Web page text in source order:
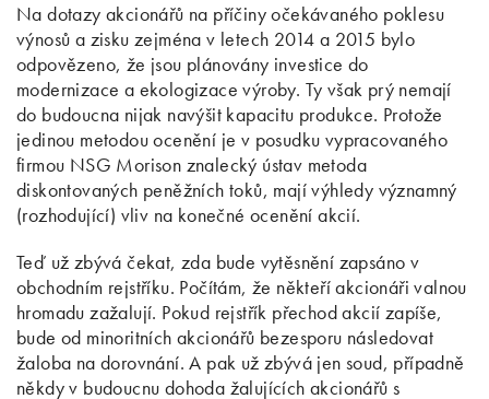
Na dotazy akcionářů na příčiny očekávaného poklesu
výnosů a zisku zejména v letech 2014 a 2015 bylo
odpovězeno, že jsou plánovány investice do
modernizace a ekologizace výroby. Ty však prý nemají
do budoucna nijak navýšit kapacitu produkce. Protože
jedinou metodou ocenění je v posudku vypracovaného
firmou NSG Morison znalecký ústav metoda
diskontovaných peněžních toků, mají výhledy významný
(rozhodující) vliv na konečné ocenění akcií.
Teď už zbývá čekat, zda bude vytěsnění zapsáno v
obchodním rejstříku. Počítám, že někteří akcionáři valnou
hromadu zažalují. Pokud rejstřík přechod akcií zapíše,
bude od minoritních akcionářů bezesporu následovat
žaloba na dorovnání. A pak už zbývá jen soud, případně
někdy v budoucnu dohoda žalujících akcionářů s